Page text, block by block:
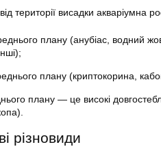
території висадки акваріумна
плану (анубіас, водний
плану (криптокорина,
плану — це високі
різновиди